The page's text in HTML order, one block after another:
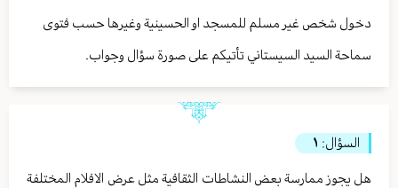
دخول شخص غير مسلم للمسجد او الحسينية وغيرها حسب فتوى
سماحة السيد السيستاني تأتيكم على صورة سؤال وجواب.
السؤال: ١
هل يجوز ممارسة بعض النشاطات الثقافية مثل عرض الافلام المختلفة